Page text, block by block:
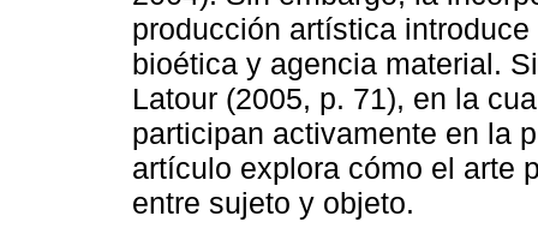
producción artística
bioética y agencia material.
Latour (2005, p. 71), en la
participan activamente en la
artículo explora cómo el arte
entre sujeto y objeto.